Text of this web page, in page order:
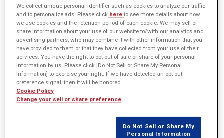
We collect unique personal identifier such as cookies to analyze our traffic
and to personalize ads. Please click hereto see more details about how
we use cookies and the retention period of each cookie. We may sell or
share information about your use of our website to/with our analytics and
advertising partners, who may combine it with other information that you
have provided to them or that they have collected from your use of their
services. You have the right to opt out of sale or share of your personal
information by us. Please click [Do Not Sell or Share My Personal
Information] to exercise your right. If we have detected an opt-out
preference signal, then it will be honored.
Cookie Policy
Change your sell or share preference
Do Not Sell or Share My
Personal Information